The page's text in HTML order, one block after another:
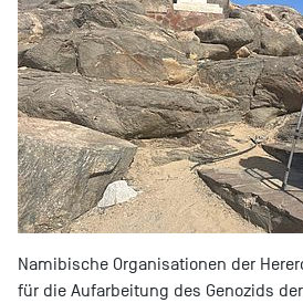
Namibische Organisationen der
für die Aufarbeitung des Genozids